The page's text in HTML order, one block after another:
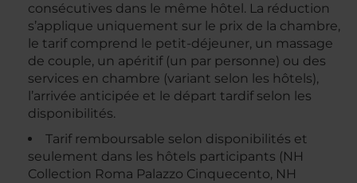
consécutives dans le même hôtel. La réduction
s’applique uniquement sur le prix de la chambre,
le tarif comprend le petit-déjeuner, un massage
de couple, un apéritif (un par personne) ou des
services en chambre (variant selon les hôtels),
l’arrivée anticipée et le départ tardif selon les
disponibilités.
Tarif remboursable selon disponibilités et
seulement dans les hôtels participants (NH
Collection Roma Palazzo Cinquecento, NH